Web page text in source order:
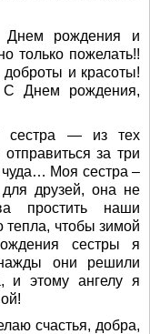
Днем рождения и
только пожелать!!
доброты и красоты!
С Днем рождения,
сестра — из тех
за три
чуда… Моя сестра –
друзей, она не
простить наши
тепла, чтобы зимой
сестры я
они решили
и этому ангелу я
счастья, добра,